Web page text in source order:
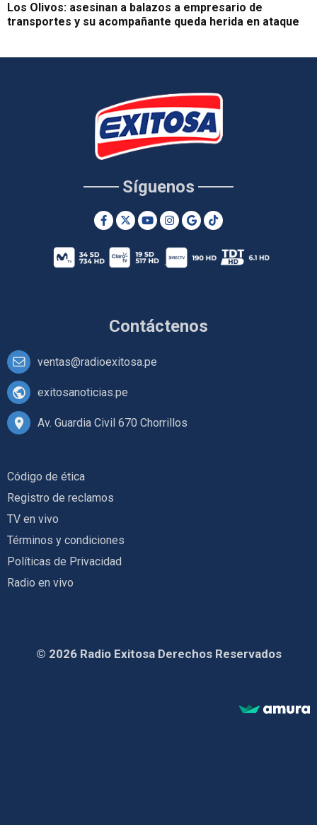
Los Olivos: asesinan a balazos a empresario de
transportes y su acompañante queda herida en ataque
Contáctenos
ventas@radioexitosa.pe
exitosanoticias.pe
Av. Guardia Civil 670 Chorrillos
Síguenos
Código de ética
Registro de reclamos
TV en vivo
Términos y condiciones
Políticas de Privacidad
Radio en vivo
© 2026 Radio Exitosa Derechos Reservados